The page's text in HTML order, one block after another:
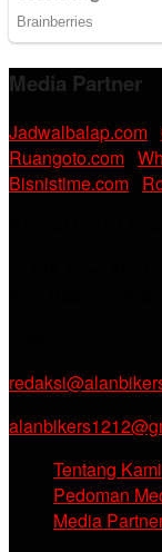
Media Partner
Jadwalbalap.com
Ruangoto.com
Bisnistime.com
Tentang Kami
Pedoman
Media